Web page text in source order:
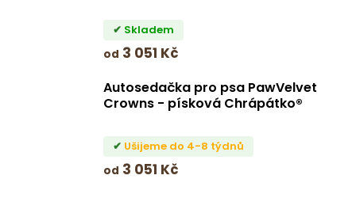
Skladem
od 3 051 Kč
Autosedačka pro psa PawVelvet
Crowns - písková Chrápátko®
Ušijeme do 4-8 týdnů
od 3 051 Kč